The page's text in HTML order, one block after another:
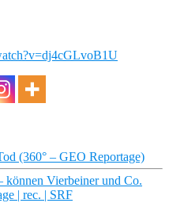
(360° – GEO Reportage)
Vierbeiner und Co.
| rec. | SRF